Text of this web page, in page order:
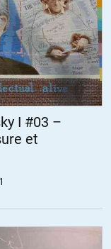
I #03 –
et